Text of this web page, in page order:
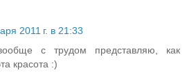
2011 г. в 21:33
с трудом представляю, как
красота :)